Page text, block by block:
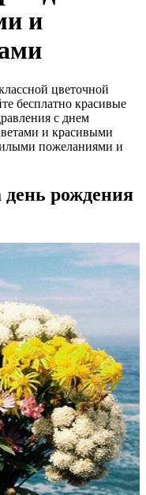
и
цветочной
бесплатно красивые
с днем
и красивыми
пожеланиями и
рождения